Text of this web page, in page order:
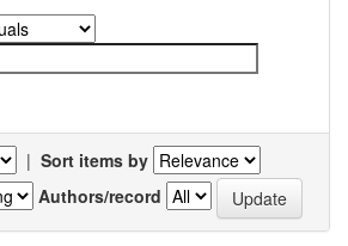
| Sort items by
Authors/record